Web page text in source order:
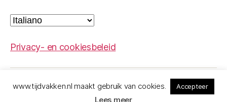
Scegli
una
Privacy- en cookiesbeleid
© 2026Storia dei Paesi Bassi Su
www.tijdvakken.nl maakt gebruik van cookies. Accepteer
Lees meer